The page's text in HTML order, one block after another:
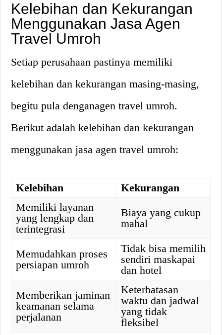
Kelebihan dan Kekurangan
Menggunakan Jasa Agen
Travel Umroh
Setiap perusahaan pastinya memiliki
kelebihan dan kekurangan masing-masing,
begitu pula denganagen travel umroh.
Berikut adalah kelebihan dan kekurangan
menggunakan jasa agen travel umroh:
Kelebihan
Kekurangan
Memiliki layanan
yang lengkap dan
terintegrasi
Biaya yang cukup
mahal
Memudahkan proses
persiapan umroh
Tidak bisa memilih
sendiri maskapai
dan hotel
Memberikan jaminan
keamanan selama
perjalanan
Keterbatasan
waktu dan jadwal
yang tidak
fleksibel